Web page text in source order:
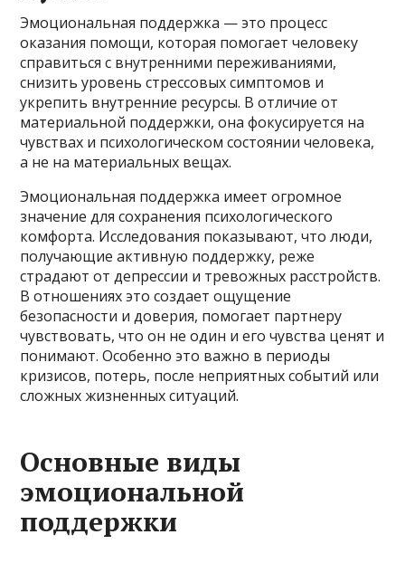
Эмоциональная поддержка — это процесс
оказания помощи, которая помогает человеку
справиться с внутренними переживаниями,
снизить уровень стрессовых симптомов и
укрепить внутренние ресурсы. В отличие от
материальной поддержки, она фокусируется на
чувствах и психологическом состоянии человека,
а не на материальных вещах.
Эмоциональная поддержка имеет огромное
значение для сохранения психологического
комфорта. Исследования показывают, что люди,
получающие активную поддержку, реже
страдают от депрессии и тревожных расстройств.
В отношениях это создает ощущение
безопасности и доверия, помогает партнеру
чувствовать, что он не один и его чувства ценят и
понимают. Особенно это важно в периоды
кризисов, потерь, после неприятных событий или
сложных жизненных ситуаций.
Основные виды
эмоциональной
поддержки